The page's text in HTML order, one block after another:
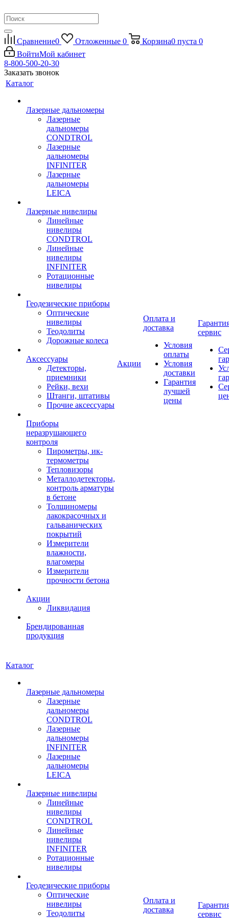
Сравнение0 Отложенные 0 Корзина0 пуста 0
ВойтиМой кабинет
8-800-500-20-30
Заказать звонок
Каталог
Лазерные дальномеры
Лазерные
дальномеры
CONDTROL
Лазерные
дальномеры
INFINITER
Лазерные
дальномеры
LEICA
Лазерные нивелиры
Линейные
нивелиры
CONDTROL
Линейные
нивелиры
INFINITER
Ротационные
нивелиры
Геодезические приборы
Оптические
нивелиры
Теодолиты
Дорожные колеса
Аксессуары
Детекторы,
приемники
Рейки, вехи
Штанги, штативы
Прочие аксессуары
Приборы
неразрушающего
контроля
Пирометры, ик-
термометры
Тепловизоры
Металлодетекторы,
контроль арматуры
в бетоне
Толщиномеры
лакокрасочных и
гальванических
покрытий
Измерители
влажности,
влагомеры
Измерители
прочности бетона
Акции
Ликвидация
Брендированная
продукция
Акции
Оплата и
доставка
Условия
оплаты
Условия
доставки
Гарантия
лучшей
цены
сервис
Каталог
Лазерные дальномеры
Лазерные
дальномеры
CONDTROL
Лазерные
дальномеры
INFINITER
Лазерные
дальномеры
LEICA
Лазерные нивелиры
Линейные
нивелиры
CONDTROL
Линейные
нивелиры
INFINITER
Ротационные
нивелиры
Геодезические приборы
Оптические
нивелиры
Теодолиты
Оплата и
доставка
сервис